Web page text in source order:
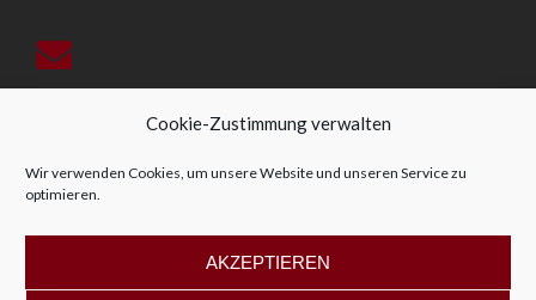
Cookie-Zustimmung verwalten
Wir verwenden Cookies, um unsere Website und unseren Service zu
optimieren.
AKZEPTIEREN
office@allegro-vivo.at